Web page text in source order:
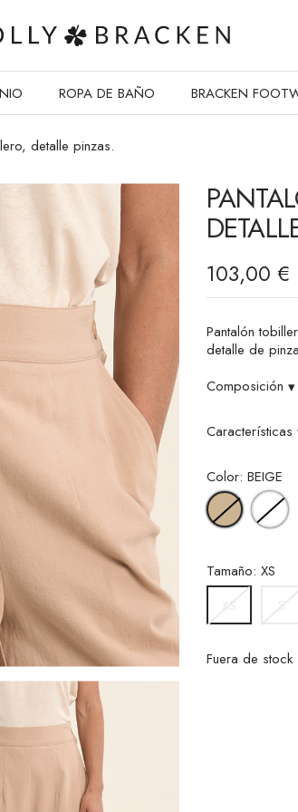
ROPA DE BAÑO BRACKEN
detalle pinzas.
103,00 €
Pantalón
detalle de
Composición ▾
Características
Color: BEIGE
BEIGE
Tamaño: XS
Fuera de stock